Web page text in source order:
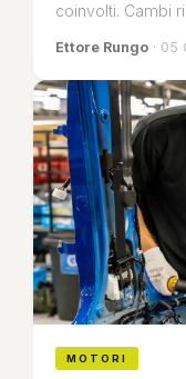
coinvolti. Cambi
Ettore Rungo · 05
MOTORI